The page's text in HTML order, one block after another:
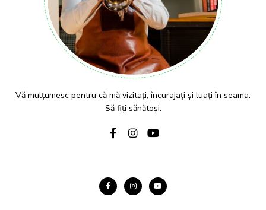
Vă mulțumesc pentru că mă vizitați, încurajați și luați în seama.
Să fiți sănătoși.